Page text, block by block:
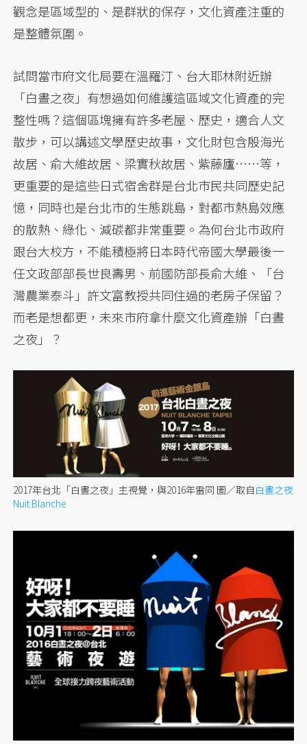
觀念是區域型的、是群狀的保存，文化資產注重的
是整體氛圍。
試問當市府文化局要在溫羅汀、台大耶林附近辦
「白晝之夜」有想過如何維護這區域文化資產的完
整性嗎？這個區塊擁有許多老屋、歷史，適合人文
散步，可以講述文學歷史故事，文化財包含殷海光
故居、俞大維故居、梁實秋故居、紫藤廬……等，
更重要的是這些日式宿舍群是台北市民共同歷史記
憶，同時也是台北市的生態跳島，對都市熱島效應
的散熱、綠化、減碳都非常重要。為何台北市政府
跟台大校方，不能積極將日本時代帝國大學最後一
任文政部部長世良壽男、前國防部長俞大維、「台
灣農業泰斗」許文富教授共同住過的老房子保留？
而老是想都更，未來市府拿什麼文化資產辦「白晝
之夜」？
2017年台北「白晝之夜」主視覺，與2016年雷同 圖／取自白晝之夜
Nuit Blanche